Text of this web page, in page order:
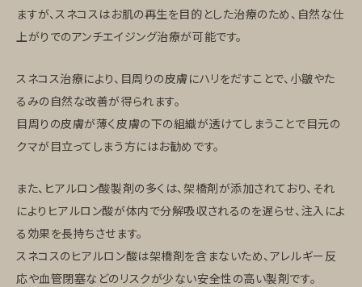
ますが、スネコスはお肌の再生を目的とした治療のため、自然な仕
上がりでのアンチエイジング治療が可能です。
スネコス治療により、目周りの皮膚にハリをだすことで、小皺やた
るみの自然な改善が得られます。
目周りの皮膚が薄く皮膚の下の組織が透けてしまうことで目元の
クマが目立ってしまう方にはお勧めです。
また、ヒアルロン酸製剤の多くは、架橋剤が添加されており、それ
によりヒアルロン酸が体内で分解吸収されるのを遅らせ、注入によ
る効果を長持ちさせます。
スネコスのヒアルロン酸は架橋剤を含まないため、アレルギー反
応や血管閉塞などのリスクが少ない安全性の高い製剤です。